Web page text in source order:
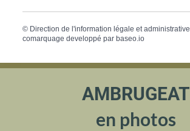
© Direction de l'information légale et administrative
comarquage developpé parbaseo.io
AMBRUGEAT
en photos